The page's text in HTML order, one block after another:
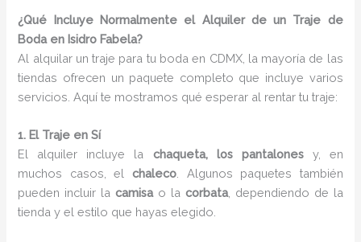
¿Qué Incluye Normalmente el Alquiler de un Traje de
Boda en Isidro Fabela?
Al alquilar un traje para tu boda en CDMX, la mayoría de las
tiendas ofrecen un paquete completo que incluye varios
servicios. Aquí te mostramos qué esperar al rentar tu traje:
1. El Traje en Sí
El alquiler incluye la chaqueta, los pantalonesy, en
muchos casos, el chaleco . Algunos paquetes también
pueden incluir lacamisao la corbata, dependiendo de la
tienda y el estilo que hayas elegido.